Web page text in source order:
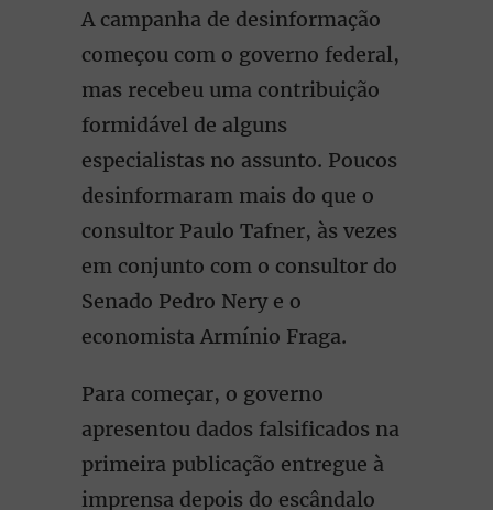
A campanha de desinformação
começou com o governo federal,
mas recebeu uma contribuição
formidável de alguns
especialistas no assunto. Poucos
desinformaram mais do que o
consultor Paulo Tafner, às vezes
em conjunto com o consultor do
Senado Pedro Nery e o
economista Armínio Fraga.
Para começar, o governo
apresentou dados falsificados na
primeira publicação entregue à
imprensa depois do escândalo